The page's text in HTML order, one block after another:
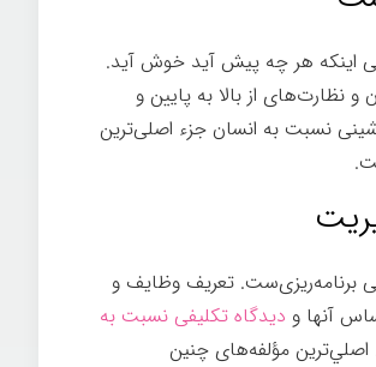
اینكه هر چه پيش آيد خوش آيد.
و نظارت‌های از بالا به پايين و
نسبت به انسان جزء اصلی‌ترين
برنامه‌ريزی‌ست. تعريف وظايف و
آنها و ديدگاه تكليفی نسبت به
اصلي‌ترين مؤلفه‌های چنين